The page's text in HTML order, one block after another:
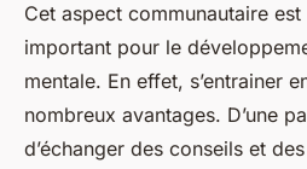
Cet aspect communautaire
important pour le
mentale. En effet, s’entrainer
nombreux avantages. D’une
d’échanger des conseils et